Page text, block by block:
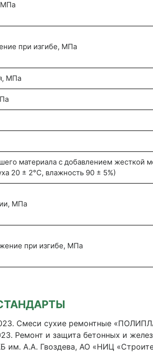
МПа
при изгибе, МПа
МПа
материала с добавлением жесткой
20 ± 2°С, влажность 90 ± 5%)
МПа
при изгибе, МПа
Смеси сухие ремонтные
Ремонт и защита бетонных и
им. А.А. Гвоздева, АО «НИЦ